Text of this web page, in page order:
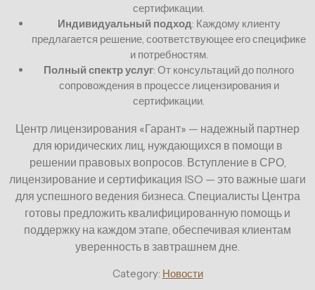
сертификации.
Индивидуальный подход: Каждому клиенту
предлагается решение, соответствующее его специфике
и потребностям.
Полный спектр услуг: От консультаций до полного
сопровождения в процессе лицензирования и
сертификации.
Центр лицензирования «Гарант» — надежный партнер
для юридических лиц, нуждающихся в помощи в
решении правовых вопросов. Вступление в СРО,
лицензирование и сертификация ISO — это важные шаги
для успешного ведения бизнеса. Специалисты Центра
готовы предложить квалифицированную помощь и
поддержку на каждом этапе, обеспечивая клиентам
уверенность в завтрашнем дне.
Category: Новости